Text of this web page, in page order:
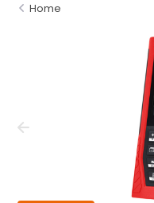
Home